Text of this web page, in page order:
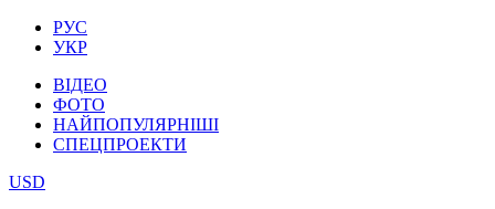
РУС
УКР
ВІДЕО
ФОТО
НАЙПОПУЛЯРНІШІ
СПЕЦПРОЕКТИ
USD